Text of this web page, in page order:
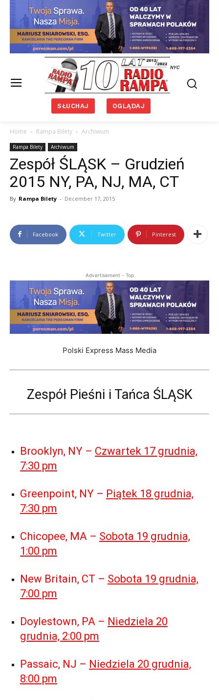
NYC
SŁUCHAJ OGLĄDAJ
Home Rampa Bilety Archiwum
Rampa Bilety Archiwum
Zespół ŚLĄSK – Grudzień
2015 NY, PA, NJ, MA, CT
By Rampa Bilety - December 17, 2015
Facebook Twitter Pinterest
Advertisement - Top
Polski Express Mass Media
Zespół Pieśni i Tańca ŚLĄSK
Brooklyn, NY – Czwartek 17 grudnia,
7:30 pm
Greenpoint, NY – Piątek 18 grudnia,
7:30 pm
Chicopee, MA – Sobota 19 grudnia,
1:00 pm
New Britain, CT – Sobota 19 grudnia,
7:00 pm
Doylestown, PA – Niedziela 20
grudnia, 2:00 pm
Passaic, NJ – Niedziela 20 grudnia,
8:00 pm